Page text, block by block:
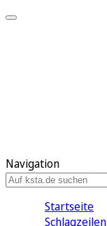
Navigation
Startseite
Schlagzeilen